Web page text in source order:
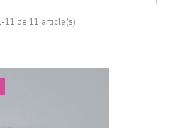
11 de 11 article(s)